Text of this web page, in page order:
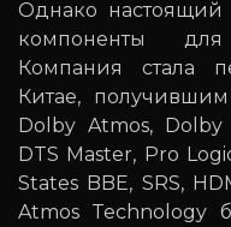
Однако настоящий
компоненты
Компания стала
Китае,
Dolby Atmos,
DTS Master, Pro
States BBE, SRS,
Atmos Technology